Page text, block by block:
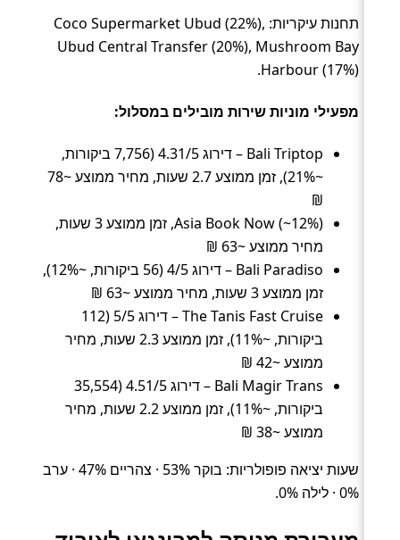
תחנות עיקריות: Coco Supermarket Ubud (22%),
Ubud Central Transfer (20%), Mushroom Bay
Harbour (17%).
מפעילי מוניות שירות מובילים במסלול:
Bali Triptop – דירוג 4.31/5 (7,756 ביקורות,
~21%), זמן ממוצע 2.7 שעות, מחיר ממוצע ~78
₪
Asia Book Now (~12%), זמן ממוצע 3 שעות,
מחיר ממוצע ~63 ₪
Bali Paradiso – דירוג 4/5 (56 ביקורות, ~12%),
זמן ממוצע 3 שעות, מחיר ממוצע ~63 ₪
The Tanis Fast Cruise – דירוג 5/5 (112
ביקורות, ~11%), זמן ממוצע 2.3 שעות, מחיר
ממוצע ~42 ₪
Bali Magir Trans – דירוג 4.51/5 (35,554
ביקורות, ~11%), זמן ממוצע 2.2 שעות, מחיר
ממוצע ~38 ₪
שעות יציאה פופולריות: בוקר 53% · צהריים 47% · ערב
0% · לילה 0%.